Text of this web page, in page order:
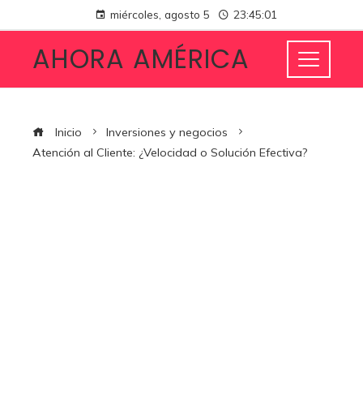
miércoles, agosto 5 23:45:02
AHORA AMÉRICA
Inicio
Inversiones y negocios
Atención al Cliente: ¿Velocidad o Solución Efectiva?